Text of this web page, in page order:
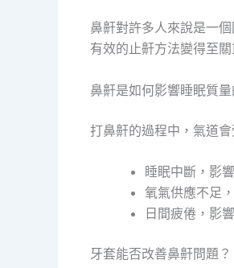
鼻鼾對許多人來說是一
有效的止鼾方法變得至關
鼻鼾是如何影響睡眠質量
打鼻鼾的過程中，氣道
睡眠中斷，影
氧氣供應不足
日間疲倦，影
牙套能否改善鼻鼾問題？